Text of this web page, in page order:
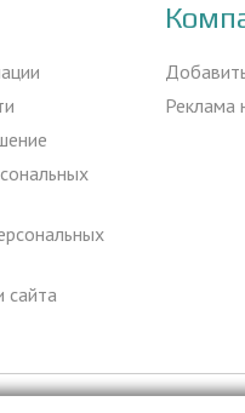
сайта
Реклама